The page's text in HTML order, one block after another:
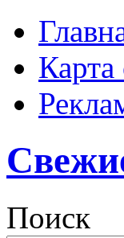
Карта
Поиск